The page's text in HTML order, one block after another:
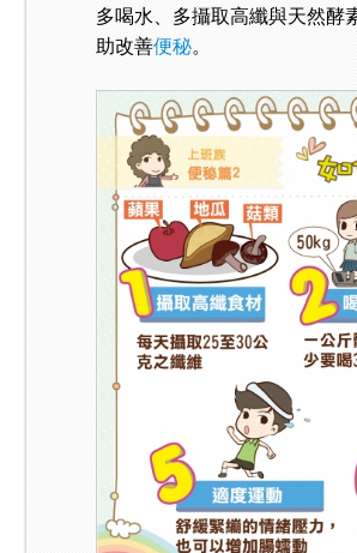
多喝水、多攝取高纖與天然酵
助改善便秘。